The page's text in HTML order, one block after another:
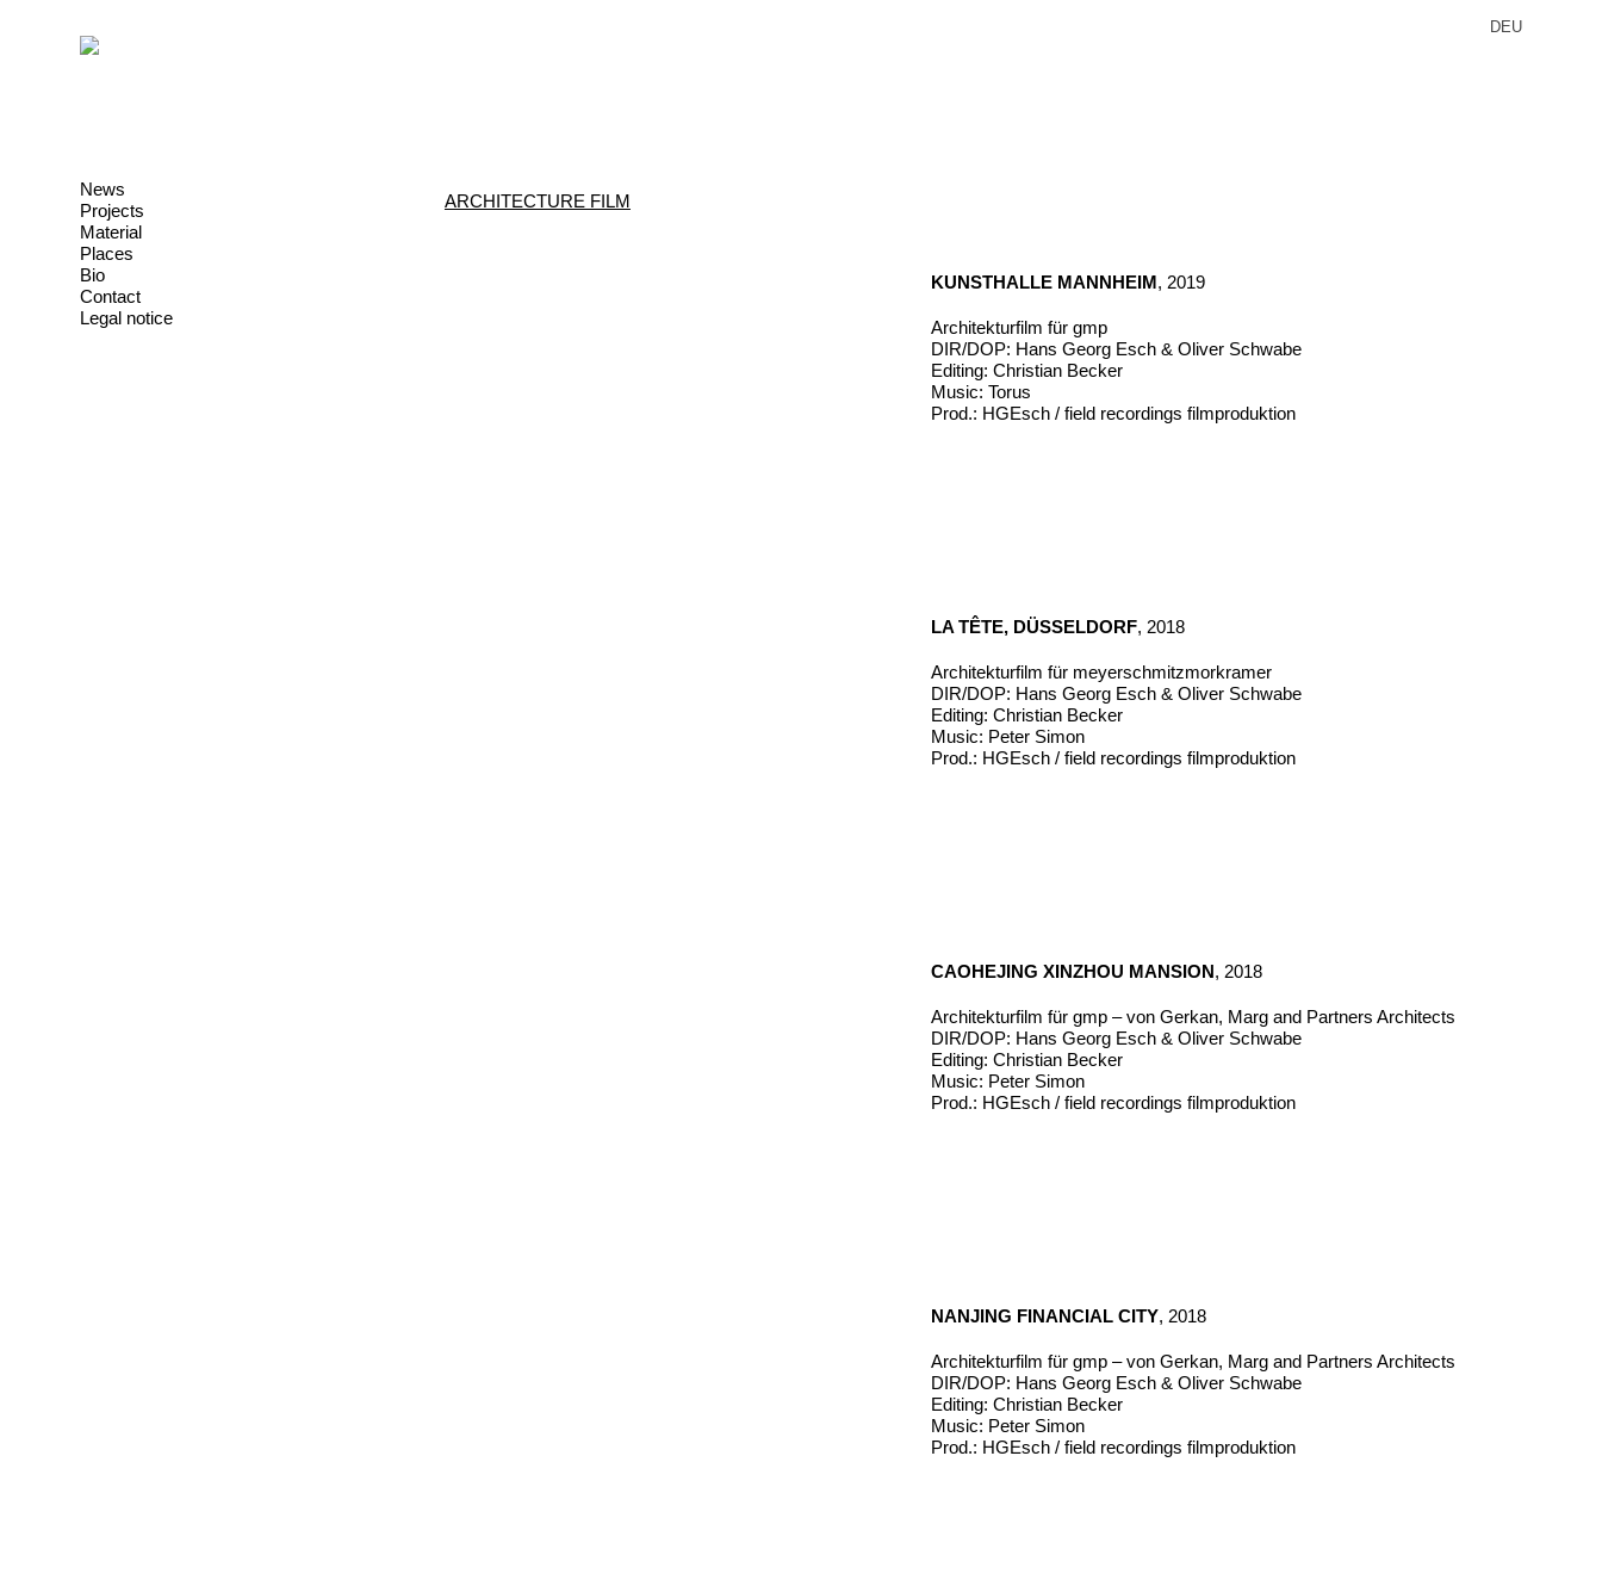
News
Projects
Material
Places
Bio
Contact
Legal notice
DEU
ARCHITECTURE FILM
KUNSTHALLE MANNHEIM, 2019
Architekturfilm für gmp
DIR/DOP: Hans Georg Esch & Oliver Schwabe
Editing: Christian Becker
Music: Torus
Prod.: HGEsch / field recordings filmproduktion
LA TÊTE, DÜSSELDORF, 2018
Architekturfilm für meyerschmitzmorkramer
DIR/DOP: Hans Georg Esch & Oliver Schwabe
Editing: Christian Becker
Music: Peter Simon
Prod.: HGEsch / field recordings filmproduktion
CAOHEJING XINZHOU MANSION, 2018
Architekturfilm für gmp – von Gerkan, Marg and Partners Architects
DIR/DOP: Hans Georg Esch & Oliver Schwabe
Editing: Christian Becker
Music: Peter Simon
Prod.: HGEsch / field recordings filmproduktion
NANJING FINANCIAL CITY, 2018
Architekturfilm für gmp – von Gerkan, Marg and Partners Architects
DIR/DOP: Hans Georg Esch & Oliver Schwabe
Editing: Christian Becker
Music: Peter Simon
Prod.: HGEsch / field recordings filmproduktion